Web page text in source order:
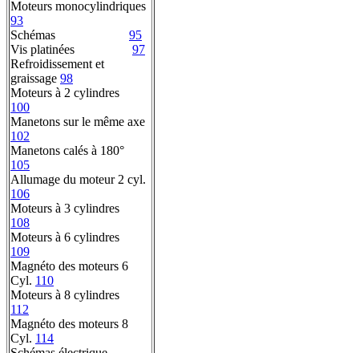
Moteurs monocylindriques
93
Schémas 95
Vis platinées 97
Refroidissement et
graissage 98
Moteurs à 2 cylindres
100
Manetons sur le même axe
102
Manetons calés à 180°
105
Allumage du moteur 2 cyl.
106
Moteurs à 3 cylindres
108
Moteurs à 6 cylindres
109
Magnéto des moteurs 6
Cyl. 110
Moteurs à 8 cylindres
112
Magnéto des moteurs 8
Cyl. 114